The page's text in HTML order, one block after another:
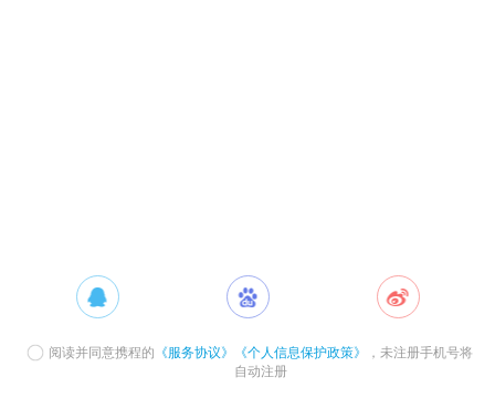
阅读并同意携程的 《服务协议》 《个人信息保护政策》
，未注册手机号将
自动注册